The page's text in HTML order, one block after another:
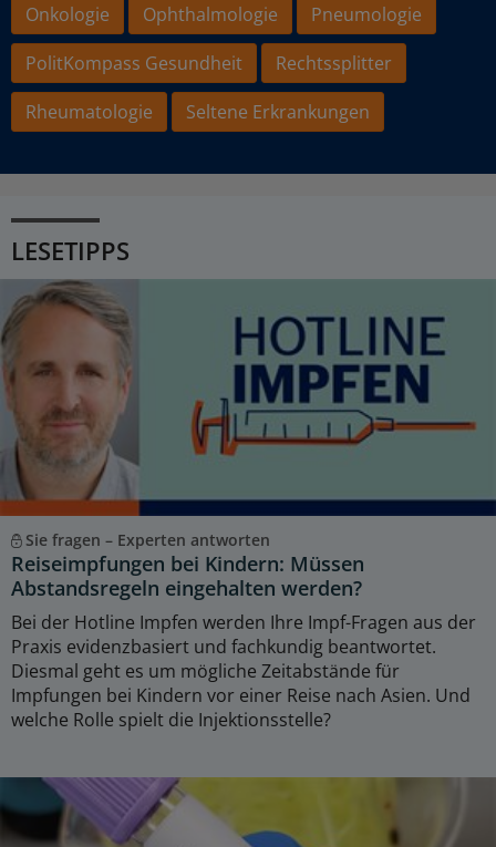
Onkologie
Ophthalmologie
Pneumologie
PolitKompass Gesundheit
Rechtssplitter
Rheumatologie
Seltene Erkrankungen
LESETIPPS
Sie fragen – Experten antworten
Reiseimpfungen bei Kindern: Müssen
Abstandsregeln eingehalten werden?
Bei der Hotline Impfen werden Ihre Impf-Fragen aus der
Praxis evidenzbasiert und fachkundig beantwortet.
Diesmal geht es um mögliche Zeitabstände für
Impfungen bei Kindern vor einer Reise nach Asien. Und
welche Rolle spielt die Injektionsstelle?